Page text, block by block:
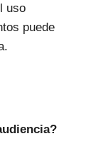
uso
puede